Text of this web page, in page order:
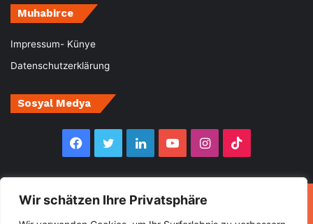
Wir schätzen Ihre Privatsphäre
Muhabirce
Impressum- Künye
Datenschutzerklärung
Sosyal Medya
Facebook
TwitterLinkedInYouTubeInstagram
© Copyright 2026, All Rights Reserved Muhabirce